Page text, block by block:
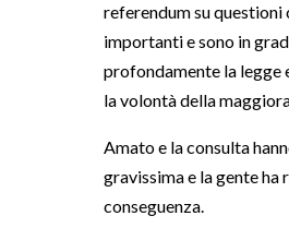
referendum su questioni
importanti e sono in
profondamente la legge
la volontà della
Amato e la consulta
gravissima e la gente ha
conseguenza.